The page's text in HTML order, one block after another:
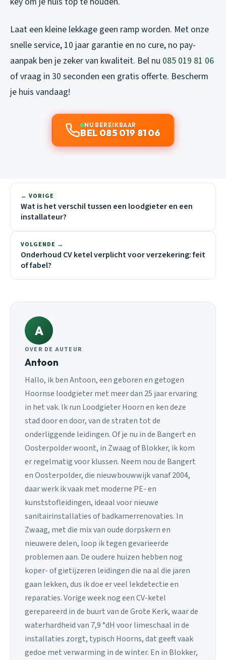
Laat een kleine lekkage geen ramp worden. Met onze
snelle service, 10 jaar garantie en no cure, no pay-
aanpak ben je zeker van kwaliteit. Bel nu 085 019 81 06
of vraag in 30 seconden een gratis offerte. Bescherm
je huis vandaag!
NU BEREIKBAAR
BEL 085 019 81 06
← VORIGE
Wat is het verschil tussen een loodgieter en een
installateur?
VOLGENDE →
Onderhoud CV ketel verplicht voor verzekering: feit
of fabel?
A
OVER DE AUTEUR
Antoon
Hallo, ik ben Antoon, een geboren en getogen
Hoornse loodgieter met meer dan 25 jaar ervaring
in het vak. Ik run Loodgieter Hoorn en ken deze
stad door en door, van de straten tot de
onderliggende leidingen. Of je nu in de Bangert en
Oosterpolder woont, in Zwaag of Blokker, ik kom
er regelmatig voor klussen. Neem nou de Bangert
en Oosterpolder, die nieuwbouwwijk vanaf 2004,
daar werk ik vaak met moderne PE- en
kunststofleidingen, ideaal voor nieuwe
sanitairinstallaties of badkamerrenovaties. In
Zwaag, met die mix van oude dorpskern en
nieuwere delen, loop ik tegen gevarieerde
problemen aan. De oudere huizen hebben nog
koper- of gietijzeren leidingen die na al die jaren
gaan lekken, dus ik doe er veel lekdetectie en
reparaties. Vorige week nog een CV-ketel
gerepareerd in de buurt van de Grote Kerk, waar de
waterhardheid van 7,9 °dH voor limeschaal in de
installaties zorgt, typisch Hoorns, dat geeft vaak
gedoe met verwarming in de winter. En in Blokker,